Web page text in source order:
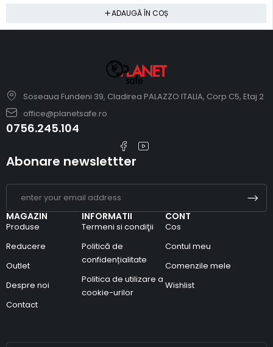
ADAUGĂ ÎN COȘ
Soseaua Fundeni 39, Cladirea PALAZZO ITALIA, Corp C5, Etaj 2
office@planetsafe.ro
0756.245.104
MAGAZIN
Produse
Reducere
Outlet
Despre noi
Contact
INFORMATII
Termeni si condiţii
Politică de
confidențialitate
Politica de utilizare a
cookie-urilor
CONT
Cos
Contul meu
Comenzile mele
Wishlist
Abonare newslettter